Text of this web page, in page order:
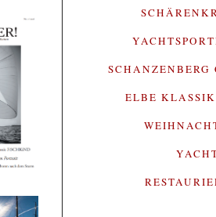
ELBE KLASSIK